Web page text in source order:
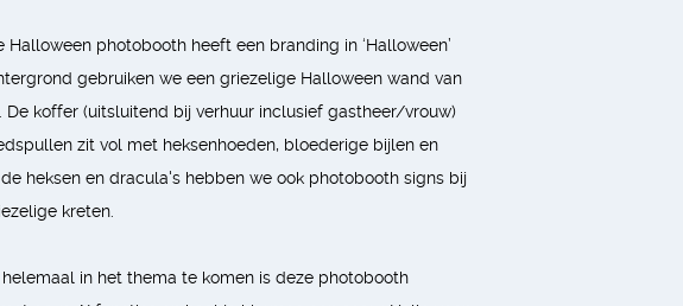
Halloween photobooth heeft een branding in ‘Halloween’
gebruiken we een griezelige Halloween wand van
De koffer (uitsluitend bij verhuur inclusief gastheer/vrouw)
zit vol met heksenhoeden, bloederige bijlen en
de heksen en dracula's hebben we ook photobooth signs bij
kreten.
helemaal in het thema te komen is deze photobooth